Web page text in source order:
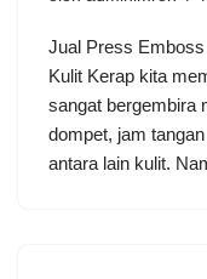
Jual Press
Kulit Kerap kita
sangat bergembira
dompet, jam
antara lain kulit.